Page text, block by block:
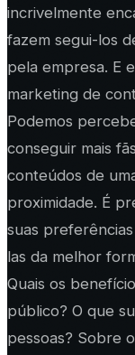
incrivelmente
fazem segui-los
pela empresa. E
marketing de
Podemos
conseguir mais
conteúdos de
proximidade. É
suas
las da melhor
Quais os
público? O que
pessoas? Sobre